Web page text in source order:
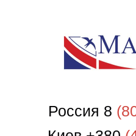
Россия 8